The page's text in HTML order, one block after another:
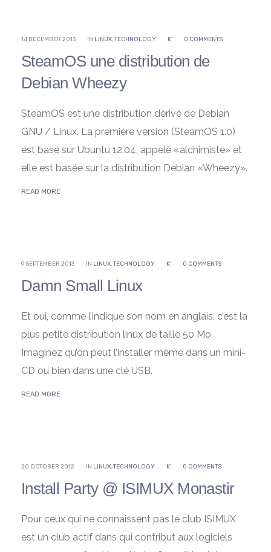
14 DECEMBER 2013 IN LINUX,TECHNOLOGY K' 0 COMMENTS
SteamOS une distribution de
Debian Wheezy
SteamOS est une distribution dérivé de Debian
GNU / Linux. La première version (SteamOS 1.0)
est basé sur Ubuntu 12.04, appelé «alchimiste» et
elle est basée sur la distribution Debian «Wheezy».
READ MORE
9 SEPTEMBER 2013 IN LINUX,TECHNOLOGY K' 0 COMMENTS
Damn Small Linux
Et oui, comme l’indique son nom en anglais, c’est la
plus petite distribution linux de taille 50 Mo.
Imaginez qu’on peut l’installer même dans un mini-
CD ou bien dans une clé USB.
READ MORE
20 OCTOBER 2012 IN LINUX,TECHNOLOGY K' 0 COMMENTS
Install Party @ ISIMUX Monastir
Pour ceux qui ne connaissent pas le club ISIMUX
est un club actif dans qui contribut aux logiciels